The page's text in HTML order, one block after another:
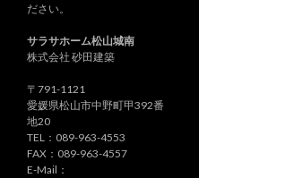
ださい。
サラサホーム松山城南
株式会社 砂田建築
〒791-1121
愛媛県松山市中野町甲392番
地20
TEL：089-963-4553
FAX：089-963-4557
E-Mail：